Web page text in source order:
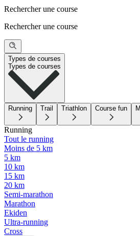
Rechercher une course
Rechercher une course
Types de courses
Types de courses
Running Trail Triathlon Course fun
Running
Tout le running
Moins de 5 km
5 km
10 km
15 km
20 km
Semi-marathon
Marathon
Ekiden
Ultra-running
Cross